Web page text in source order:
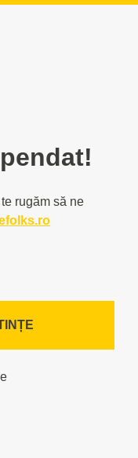
rugăm să ne